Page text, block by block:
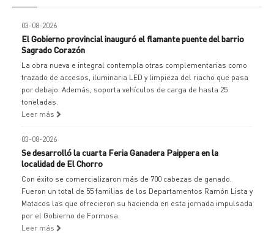
03-08-2026
El Gobierno provincial inauguró el flamante puente del barrio
Sagrado Corazón
La obra nueva e integral contempla otras complementarias como
trazado de accesos, iluminaria LED y limpieza del riacho que pasa
por debajo. Además, soporta vehículos de carga de hasta 25
toneladas.
Leer más
03-08-2026
Se desarrolló la cuarta Feria Ganadera Paippera en la
localidad de El Chorro
Con éxito se comercializaron más de 700 cabezas de ganado.
Fueron un total de 55 familias de los Departamentos Ramón Lista y
Matacos las que ofrecieron su hacienda en esta jornada impulsada
por el Gobierno de Formosa.
Leer más